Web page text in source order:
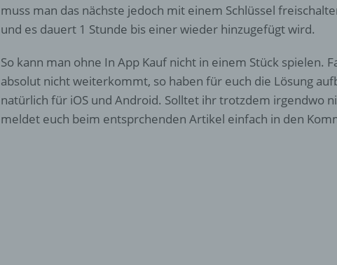
muss man das nächste jedoch mit einem Schlüssel
und es dauert 1 Stunde bis einer wieder hinzugefügt wird.
So kann man ohne In App Kauf nicht in einem Stück spielen.
absolut nicht weiterkommt, so haben für euch die Lösung
natürlich für iOS und Android. Solltet ihr trotzdem irgendwo
meldet euch beim entsprchenden Artikel einfach in den